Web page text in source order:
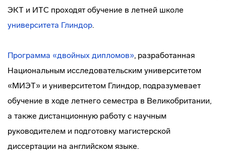
ЭКТ и ИТС проходят обучение в летней школе
университета Глиндор.
Программа «двойных дипломов», разработанная
Национальным исследовательским университетом
«МИЭТ» и университетом Глиндор, подразумевает
обучение в ходе летнего семестра в Великобритании,
а также дистанционную работу с научным
руководителем и подготовку магистерской
диссертации на английском языке.